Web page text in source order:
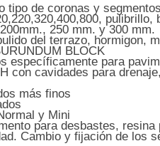
tipo de coronas y
250 mm. y 300 mm.
del terrazo, hormigon,
BLOCK
específicamente para
con cavidades para
más finos
y Mini
para desbastes, resina
Cambio y fijación de los